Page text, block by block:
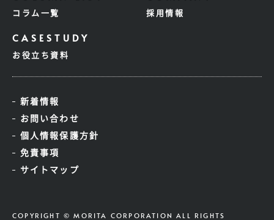
コラム一覧
お役立ち資料
採用情報
新着情報
お問い合わせ
個人情報保護方針
免責事項
サイトマップ
COPYRIGHT © MORITA CORPORATION ALL RIGHTS